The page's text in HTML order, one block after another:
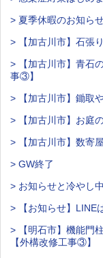
> 夏季休暇のお知ら
> 【加古川市】石張
> 【加古川市】青石
事③】
> 【加古川市】鋤取
> 【加古川市】お庭
> 【加古川市】数寄
> GW終了
> お知らせと冷やし中
> 【お知らせ】LINE
> 【明石市】機能門
【外構改修工事③】